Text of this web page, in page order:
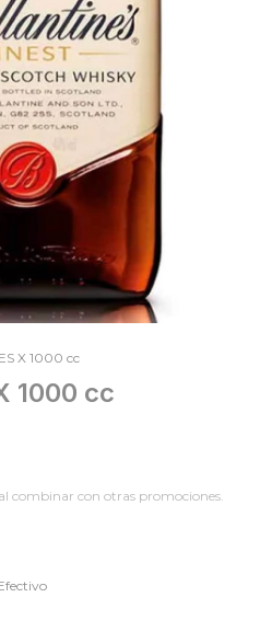
X 1000 cc
1000 cc
combinar con otras promociones.